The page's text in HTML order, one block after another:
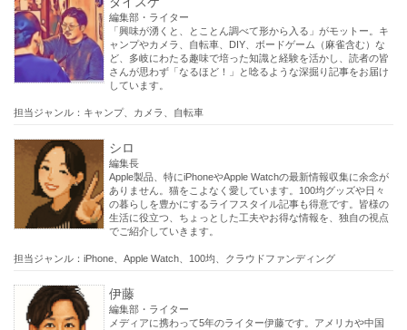
編集部・ライター
「興味が湧くと、とことん調べて形から入る」がモットー。キ
ャンプやカメラ、自転車、DIY、ボードゲーム（麻雀含む）な
ど、多岐にわたる趣味で培った知識と経験を活かし、読者の皆
さんが思わず「なるほど！」と唸るような深掘り記事をお届け
しています。
担当ジャンル：キャンプ、カメラ、自転車
シロ
編集長
Apple製品、特にiPhoneやApple Watchの最新情報収集に余念が
ありません。猫をこよなく愛しています。100均グッズや日々
の暮らしを豊かにするライフスタイル記事も得意です。皆様の
生活に役立つ、ちょっとした工夫やお得な情報を、独自の視点
でご紹介していきます。
担当ジャンル：iPhone、Apple Watch、100均、クラウドファンディング
伊藤
編集部・ライター
メディアに携わって5年のライター伊藤です。アメリカや中国